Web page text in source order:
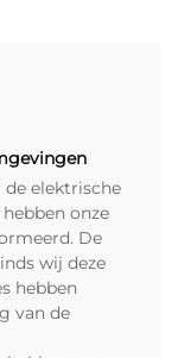
elektrische
onze
De
wij deze
hebben
van de